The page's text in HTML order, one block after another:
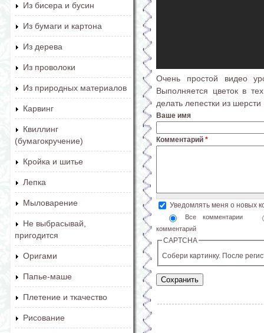
Из бисера и бусин
Из бумаги и картона
Из дерева
Из проволоки
Из природных материалов
Карвинг
Квиллинг
(бумагокручение)
Кройка и шитье
Лепка
Мыловарение
Не выбрасывай,
пригодится
Оригами
Папье-маше
Плетение и ткачество
Рисование
Очень простой видео
Выполняется цветок в
делать лепестки из
Ваше имя
Комментарий *
Уведомлять меня о новых
Все комментарии
комментарий
CAPTCHA
Собери картинку. После